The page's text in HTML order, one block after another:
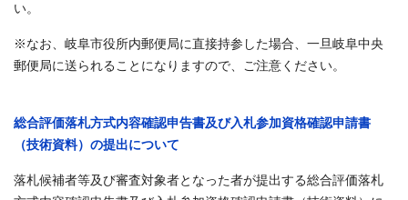
い。
※なお、岐阜市役所内郵便局に直接持参した場合、一旦岐阜中央
郵便局に送られることになりますので、ご注意ください。
総合評価落札方式内容確認申告書及び入札参加資格確認申請書
（技術資料）の提出について
落札候補者等及び審査対象者となった者が提出する総合評価落札